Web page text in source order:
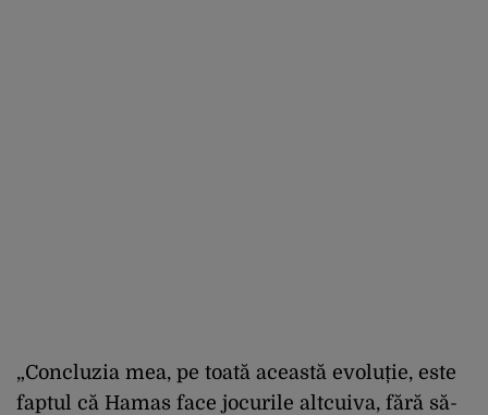
„Concluzia mea, pe toată această evoluție, este
faptul că Hamas face jocurile altcuiva, fără să-